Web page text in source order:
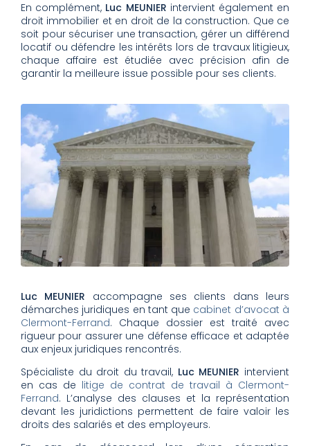
En complément, Luc MEUNIER intervient également en
droit immobilier et en droit de la construction. Que ce
soit pour sécuriser une transaction, gérer un différend
locatif ou défendre les intérêts lors de travaux litigieux,
chaque affaire est étudiée avec précision afin de
garantir la meilleure issue possible pour ses clients.
Luc MEUNIER accompagne ses clients dans leurs
démarches juridiques en tant que cabinet d’avocat à
Clermont-Ferrand. Chaque dossier est traité avec
rigueur pour assurer une défense efficace et adaptée
aux enjeux juridiques rencontrés.
Spécialiste du droit du travail, Luc MEUNIER intervient
en cas de litige de contrat de travail à Clermont-
Ferrand. L’analyse des clauses et la représentation
devant les juridictions permettent de faire valoir les
droits des salariés et des employeurs.